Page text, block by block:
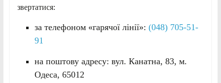
звертатися:
за телефоном «гарячої лінії»: (048) 705-51-
91
на поштову адресу: вул. Канатна, 83, м.
Одеса, 65012